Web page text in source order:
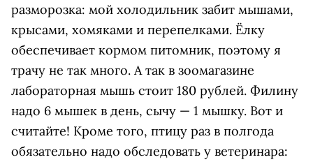
разморозка: мой холодильник забит мышами,
крысами, хомяками и перепелками. Ёлку
обеспечивает кормом питомник, поэтому я
трачу не так много. А так в зоомагазине
лабораторная мышь стоит 180 рублей. Филину
надо 6 мышек в день, сычу — 1 мышку. Вот и
считайте! Кроме того, птицу раз в полгода
обязательно надо обследовать у ветеринара: